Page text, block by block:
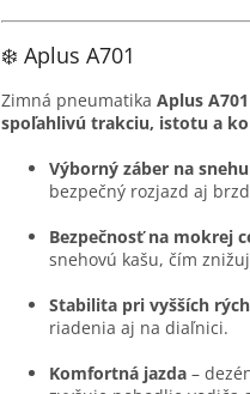
❄️ Aplus A701
Zimná pneumatika Aplus A701
spoľahlivú trakciu, istotu a
Výborný záber na snehu
bezpečný rozjazd aj
Bezpečnosť na mokrej
snehovú kašu, čím
Stabilita pri vyšších
riadenia aj na diaľnici.
Komfortná jazda –